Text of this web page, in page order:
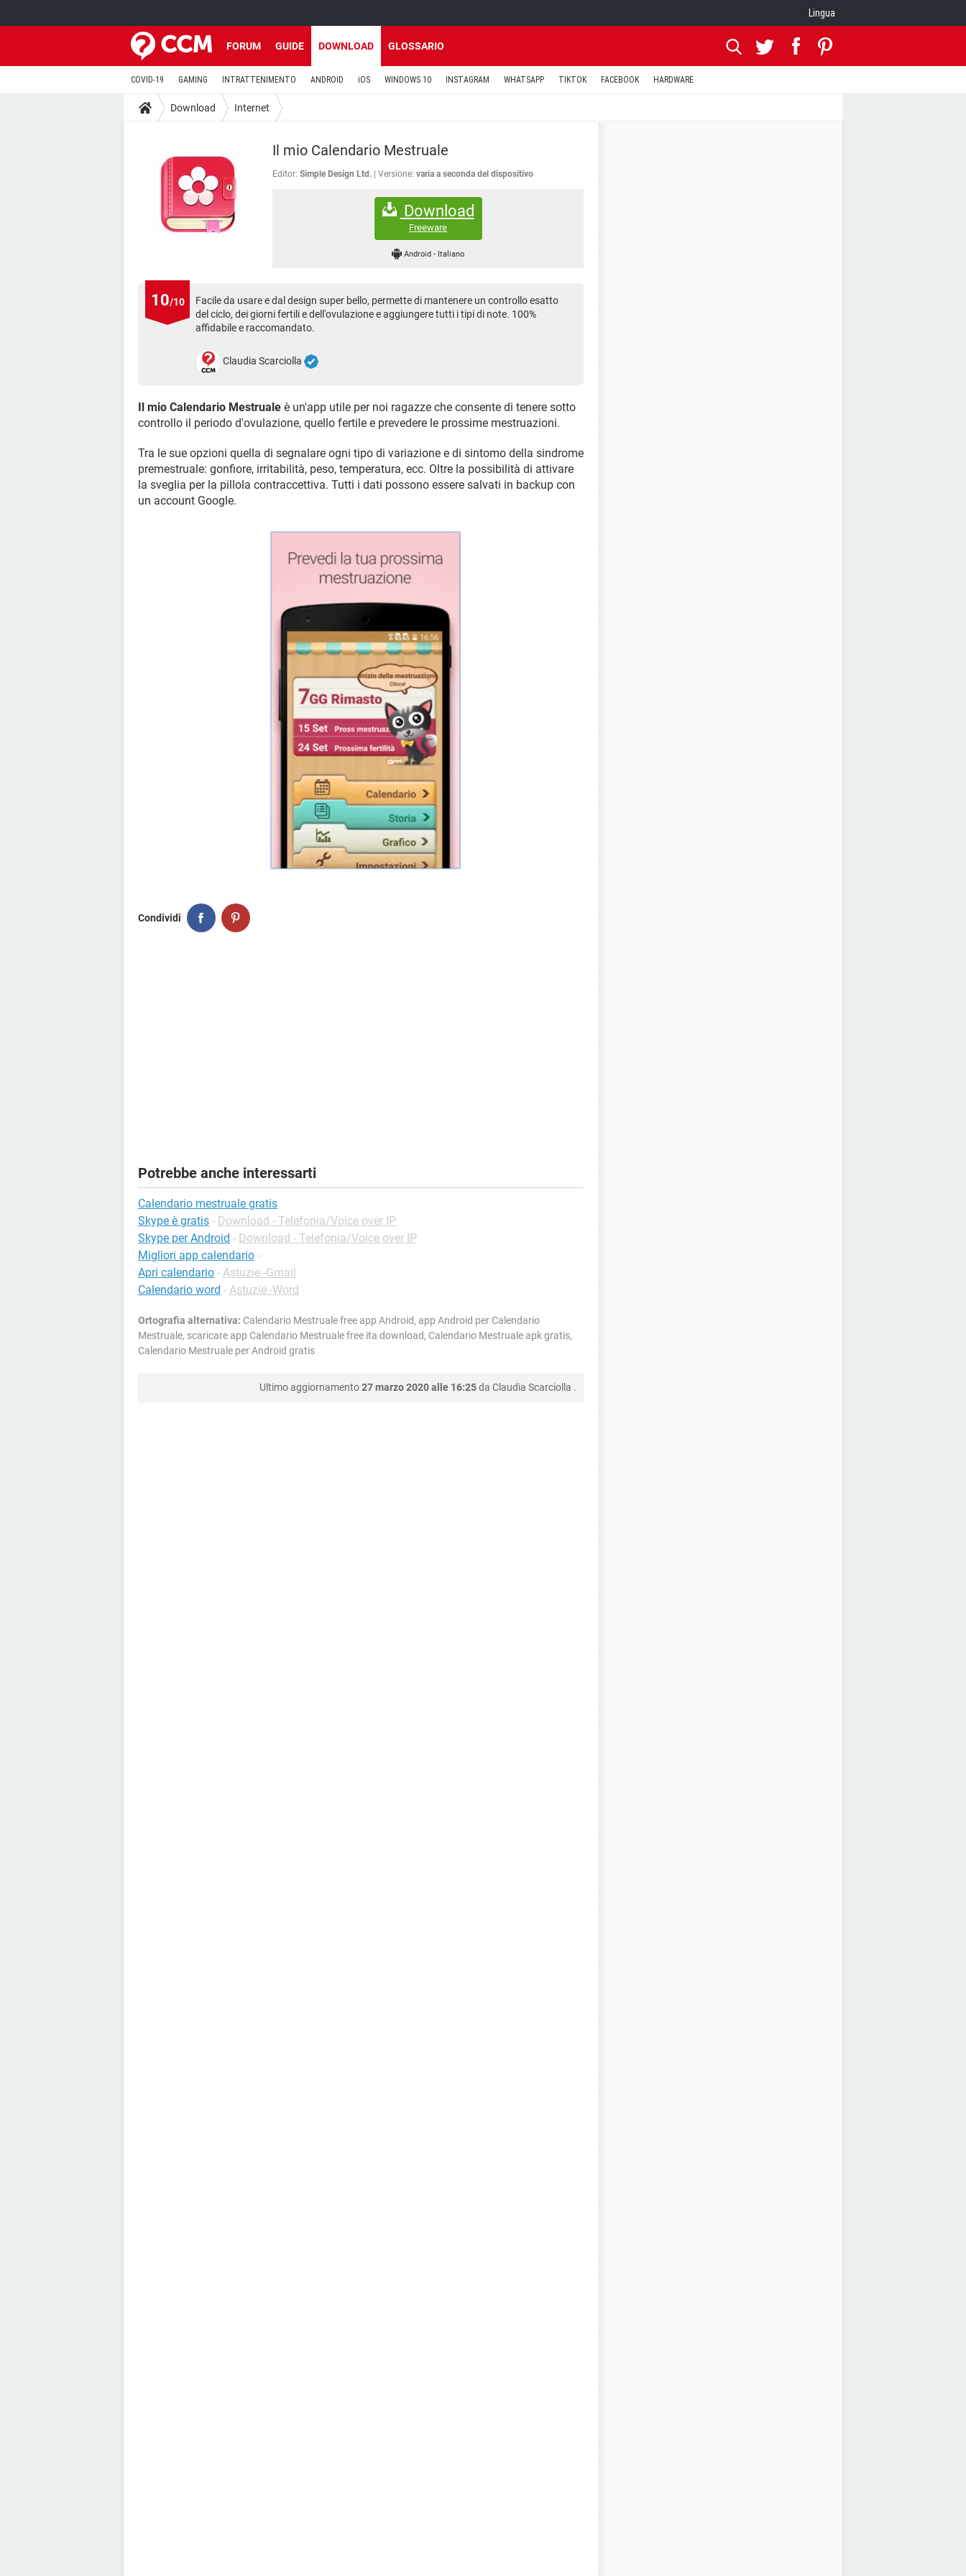
Lingua
FORUM GUIDE DOWNLOAD GLOSSARIO
COVID-19 GAMING INTRATTENIMENTO ANDROID iOS WINDOWS 10 INSTAGRAM WHATSAPP TIKTOK FACEBOOK HARDWARE
Download Internet
Il mio Calendario Mestruale
Editor: Simple Design Ltd. Versione: varia a seconda del dispositivo
Download
Freeware
Android- Italiano
10/10
Facile da usare e dal design super bello, permette di mantenere un controllo esatto
del ciclo, dei giorni fertili e dell'ovulazione e aggiungere tutti i tipi di note. 100%
affidabile e raccomandato.
Claudia Scarciolla
Il mio Calendario Mestruale è un'app utile per noi ragazze che consente di tenere sotto
controllo il periodo d'ovulazione, quello fertile e prevedere le prossime mestruazioni.
Tra le sue opzioni quella di segnalare ogni tipo di variazione e di sintomo della sindrome
premestruale: gonfiore, irritabilità, peso, temperatura, ecc. Oltre la possibilità di attivare
la sveglia per la pillola contraccettiva. Tutti i dati possono essere salvati in backup con
un account Google.
Condividi
Potrebbe anche interessarti
Calendario mestruale gratis
Skype è gratis - Download - Telefonia/Voice over IP
Skype per Android - Download - Telefonia/Voice over IP
Migliori app calendario -
Apri calendario - Astuzie -Gmail
Calendario word - Astuzie -Word
Ortografia alternativa: Calendario Mestruale free app Android, app Android per Calendario
Mestruale, scaricare app Calendario Mestruale free ita download, Calendario Mestruale apk gratis,
Calendario Mestruale per Android gratis
Ultimo aggiornamento27 marzo 2020 alle 16:25da Claudia Scarciolla .